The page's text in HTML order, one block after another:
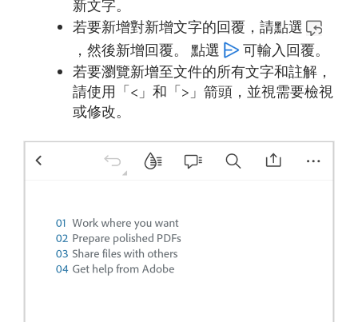
新文字。
若要新增對新增文字的回覆，請點選
，然後新增回覆。 點選
可輸入回覆。
若要瀏覽新增至文件的所有文字和註解，
請使用「<」和「>」箭頭，並視需要檢視
或修改。